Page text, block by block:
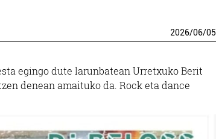
2026/06/05
egingo dute larunbatean Urretxuko Berit
denean amaituko da. Rock eta dance